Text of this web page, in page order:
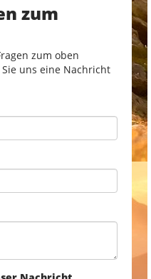
zum
zum oben
uns eine Nachricht